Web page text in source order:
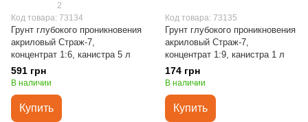
2
Код товара: 73134
Грунт глубокого проникновения
акриловый Страж-7,
концентрат 1:6, канистра 5 л
591 грн
В наличии
Купить
Код товара: 73135
Грунт глубокого проникновения
акриловый Страж-7,
концентрат 1:9, канистра 1 л
174 грн
В наличии
Купить